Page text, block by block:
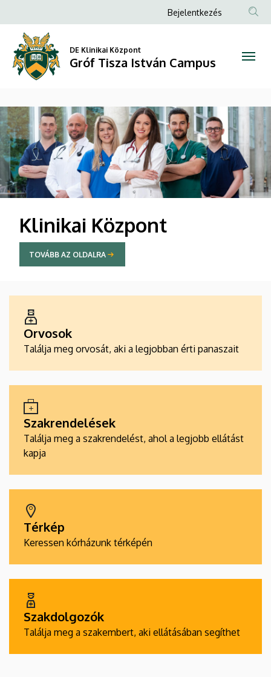
Tisza
István
Campus
Anonim
menüje
Bejelentkezés
DE Klinikai Központ
Gróf Tisza István Campus
Klinikai Központ
TOVÁBB AZ OLDALRA
Orvosok
Találja meg orvosát, aki a legjobban érti panaszait
Szakrendelések
Találja meg a szakrendelést, ahol a legjobb ellátást
kapja
Térkép
Keressen kórházunk térképén
Szakdolgozók
Találja meg a szakembert, aki ellátásában segíthet